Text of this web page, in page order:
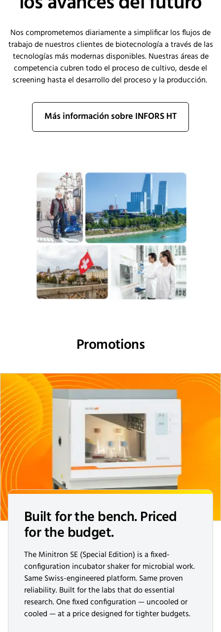
Nos comprometemos diariamente a simplificar los flujos de
trabajo de nuestros clientes de biotecnología a través de las
tecnologías más modernas disponibles. Nuestras áreas de
competencia cubren todo el proceso de cultivo, desde el
screening hasta el desarrollo del proceso y la producción.
Más información sobre INFORS HT
Promotions
Built for the bench. Priced
for the budget.
The Minitron SE (Special Edition) is a fixed-
configuration incubator shaker for microbial work.
Same Swiss-engineered platform. Same proven
reliability. Built for the labs that do essential
research. One fixed configuration — uncooled or
cooled — at a price designed for tighter budgets.